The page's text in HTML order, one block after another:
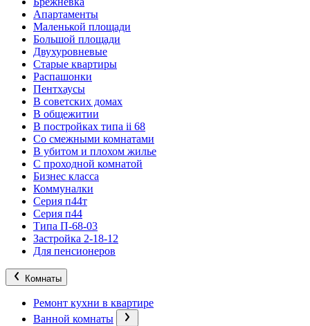
Апартаменты
Маленькой площади
Большой площади
Двухуровневые
Старые квартиры
Распашонки
Пентхаусы
В советских домах
В общежитии
В постройках типа ii 68
Со смежными комнатами
В убитом и плохом жилье
С проходной комнатой
Бизнес класса
Коммуналки
Серия п44т
Серия п44
Типа П-68-03
Застройка 2-18-12
Для пенсионеров
Комнаты
Ремонт кухни в квартире
Ванной комнаты